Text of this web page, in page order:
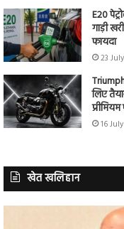
E20
गाड़ी
फायदा
23
लिए
16
खेत खलिहान